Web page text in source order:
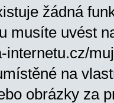
žádná
musíte uvést
internetu.cz/
na
obrázky za